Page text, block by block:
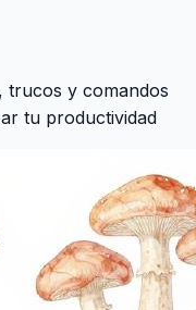
trucos y comandos
tu productividad